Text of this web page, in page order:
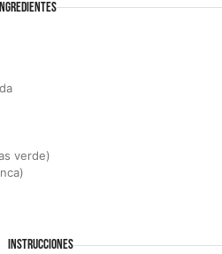
INGREDIENTES
verde)
INSTRUCCIONES